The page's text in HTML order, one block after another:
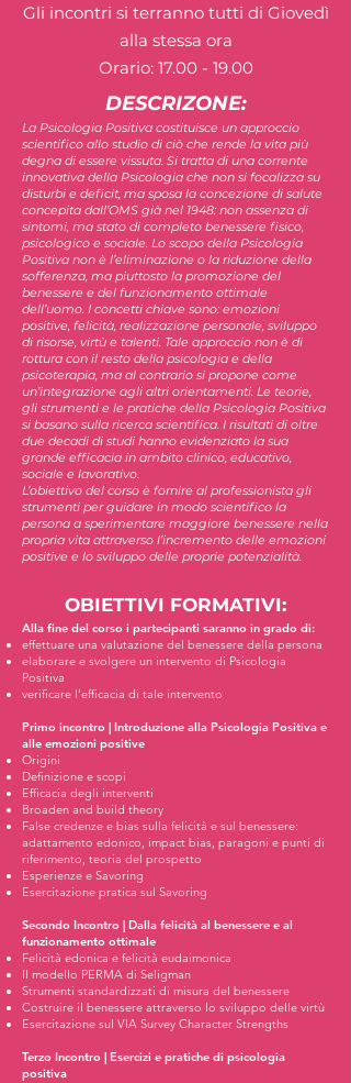
Gli incontri si terranno tutti di Giovedì
alla stessa ora
Orario: 17.00 - 19.00
DESCRIZONE:
La Psicologia Positiva costituisce un approccio
scientifico allo studio di ciò che rende la vita più
degna di essere vissuta. Si tratta di una corrente
innovativa della Psicologia che non si focalizza su
disturbi e deficit, ma sposa la concezione di salute
concepita dall’OMS già nel 1948: non assenza di
sintomi, ma stato di completo benessere fisico,
psicologico e sociale. Lo scopo della Psicologia
Positiva non è l’eliminazione o la riduzione della
sofferenza, ma piuttosto la promozione del
benessere e del funzionamento ottimale
dell’uomo. I concetti chiave sono: emozioni
positive, felicità, realizzazione personale, sviluppo
di risorse, virtù e talenti. Tale approccio non è di
rottura con il resto della psicologia e della
psicoterapia, ma al contrario si propone come
un’integrazione agli altri orientamenti. Le teorie,
gli strumenti e le pratiche della Psicologia Positiva
si basano sulla ricerca scientifica. I risultati di oltre
due decadi di studi hanno evidenziato la sua
grande efficacia in ambito clinico, educativo,
sociale e lavorativo.
L’obiettivo del corso è fornire al professionista gli
strumenti per guidare in modo scientifico la
persona a sperimentare maggiore benessere nella
propria vita attraverso l’incremento delle emozioni
positive e lo sviluppo delle proprie potenzialità.
OBIETTIVI FORMATIVI:
Alla fine del corso i partecipanti saranno in grado di:
effettuare una valutazione del benessere della persona
elaborare e svolgere un intervento di Psicologia
Positiva
verificare l’efficacia di tale intervento
Primo incontro | Introduzione alla Psicologia Positiva e
alle emozioni positive
Origini
Definizione e scopi
Efficacia degli interventi
Broaden and build theory
False credenze e bias sulla felicità e sul benessere:
adattamento edonico, impact bias, paragoni e punti di
riferimento, teoria del prospetto
Esperienze e Savoring
Esercitazione pratica sul Savoring
Secondo Incontro | Dalla felicità al benessere e al
funzionamento ottimale
Felicità edonica e felicità eudaimonica
Il modello PERMA di Seligman
Strumenti standardizzati di misura del benessere
Costruire il benessere attraverso lo sviluppo delle virtù
Esercitazione sul VIA Survey Character Strengths
Terzo Incontro | Esercizi e pratiche di psicologia
positiva